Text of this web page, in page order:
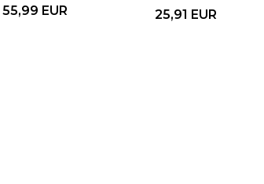
55,99 EUR 25,91 EUR